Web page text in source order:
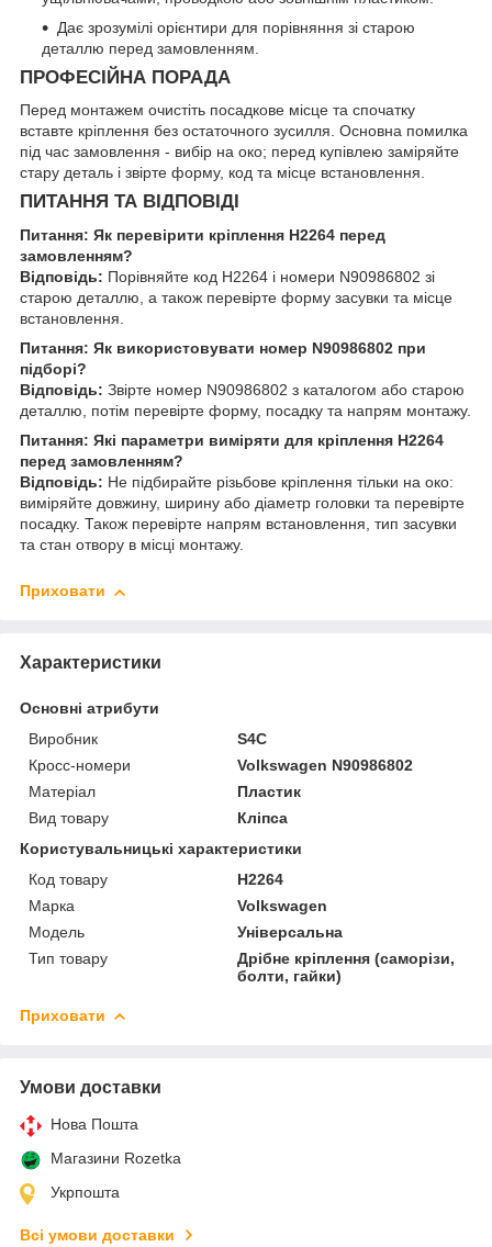
Дає зрозумілі орієнтири для порівняння зі старою
деталлю перед замовленням.
ПРОФЕСІЙНА ПОРАДА
Перед монтажем очистіть посадкове місце та спочатку
вставте кріплення без остаточного зусилля. Основна помилка
під час замовлення - вибір на око; перед купівлею заміряйте
стару деталь і звірте форму, код та місце встановлення.
ПИТАННЯ ТА ВІДПОВІДІ
Питання: Як перевірити кріплення H2264 перед
замовленням?
Відповідь: Порівняйте код H2264 і номери N90986802 зі
старою деталлю, а також перевірте форму засувки та місце
встановлення.
Питання: Як використовувати номер N90986802 при
підборі?
Відповідь: Звірте номер N90986802 з каталогом або старою
деталлю, потім перевірте форму, посадку та напрям монтажу.
Питання: Які параметри виміряти для кріплення H2264
перед замовленням?
Відповідь: Не підбирайте різьбове кріплення тільки на око:
виміряйте довжину, ширину або діаметр головки та перевірте
посадку. Також перевірте напрям встановлення, тип засувки
та стан отвору в місці монтажу.
Приховати
Характеристики
Основні атрибути
Виробник
S4C
Кросс-номери
Volkswagen N90986802
Матеріал
Пластик
Вид товару
Кліпса
Користувальницькі характеристики
Код товару
H2264
Марка
Volkswagen
Мoдель
Універсальна
Тип товару
Дрібне кріплення (саморізи,
болти, гайки)
Приховати
Умови доставки
Нова Пошта
Магазини Rozetka
Укрпошта
Всі умови доставки